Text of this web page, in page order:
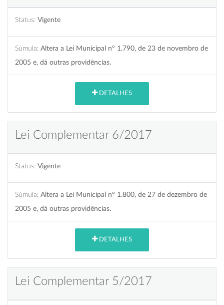
Status: Vigente
Súmula: Altera a Lei Municipal nº 1.790, de 23 de novembro de
2005 e, dá outras providências.
DETALHES
Lei Complementar 6/2017
Status: Vigente
Súmula: Altera a Lei Municipal nº 1.800, de 27 de dezembro de
2005 e, dá outras providências.
DETALHES
Lei Complementar 5/2017